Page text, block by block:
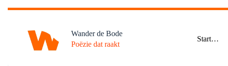
Ga
Wander de Bode
Poëzie dat raakt
Start…